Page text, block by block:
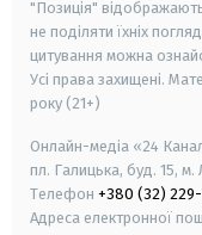
"Позиція"
не поділяти їхніх
цитування можна
Усі права захищені.
року (21+)
Онлайн-медіа «24
пл. Галицька, буд. 15, м.
Телефон +380 (32) 229-
Адреса електронної